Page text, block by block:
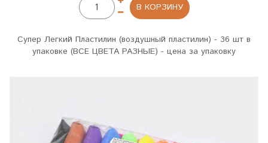
В КОРЗИНУ
Супер Легкий Пластилин (воздушный пластилин) - 36 шт в
упаковке (ВСЕ ЦВЕТА РАЗНЫЕ) - цена за упаковку